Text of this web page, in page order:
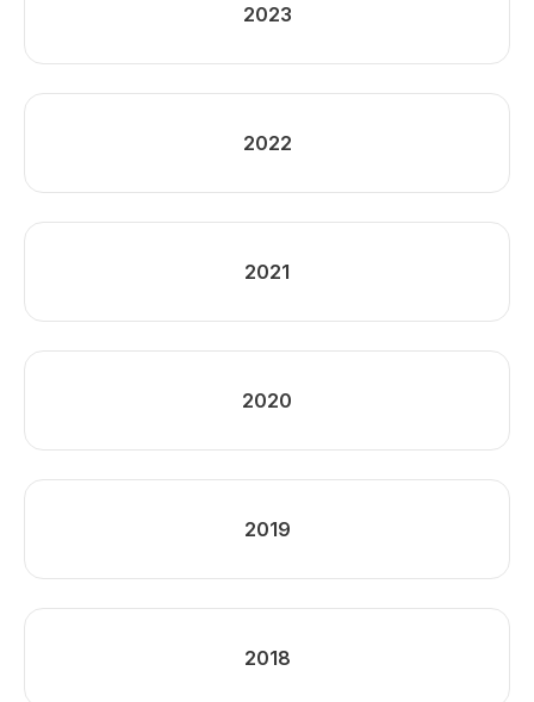
2023
2022
2021
2020
2019
2018